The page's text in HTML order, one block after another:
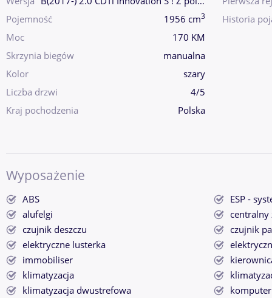
Pojemność
1956 cm3
Moc
170 KM
Skrzynia biegów
manualna
Kolor
szary
Liczba drzwi
4/5
Kraj pochodzenia
Polska
Historia
Wyposażenie
ABS
ESP -
alufelgi
centralny
czujnik deszczu
czujnik
elektryczne lusterka
immobiliser
klimatyzacja
klimatyzacja dwustrefowa
komputer